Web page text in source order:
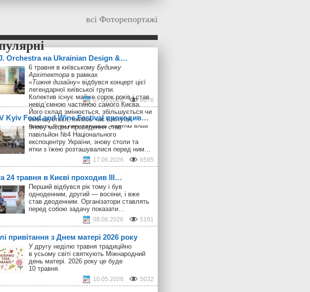
всі Фоторепортажі
Orchestra на Ukrainian Design &…
6 травня в київському Будинку
Архітектора в рамках
«Тижня дизайну» відбувся концерт цієї
легендарної київської групи.
Колектив існує майже сорок років і став
невід’ємною частиною самого Києва.
Його склад змінюється, збільшується чи
зменшується, якийсь час виступи
можуть бути регулярними, раптом вони
майже припиняються і пізніше виникають
на новому місці. Концерти великим
складом нечасті і збирають своєрідний
клуб шанувальників, в якому майже всі
знайомі. Участь вUkrainian Design &
що від перших днів колектив активно
співпрацює з художниками: колись це
виставки, що поєднані з концертами,
колись — художньо-музичні
перформенси.
07.05.2026 6676
Kyiv Food and Wine Festival проходив…
Знову місцем проведення став
павільйон №4 Національного
експоцентру України, знову столи та
ятки з їжею розташувалися перед ним…
17.06.2026 6595
24 травня в Києві проходив III…
Перший відбувся рік тому і був
одноденним, другий — восени, і вже
став дводенним. Організатори ставлять
перед собою задачу показати…
08.06.2026 5191
привітання з Днем матері 2026 року
У другу неділю травня традиційно
в усьому світі святкують Міжнародний
день матері. 2026 року це буде
10 травня.
10.05.2026 5032